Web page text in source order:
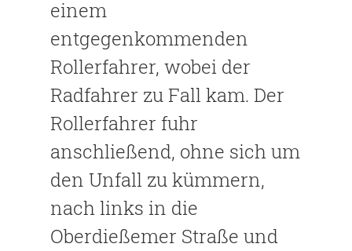
einem
entgegenkommenden
Rollerfahrer, wobei der
Radfahrer zu Fall kam. Der
Rollerfahrer fuhr
anschließend, ohne sich um
den Unfall zu kümmern,
nach links in die
Oberdießemer Straße und